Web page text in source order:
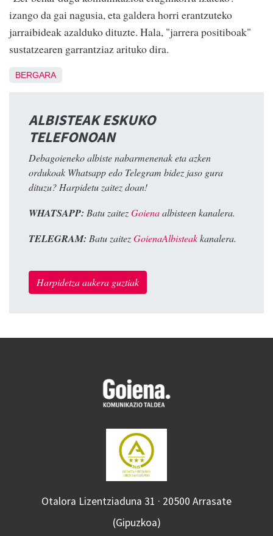
izango da gai nagusia, eta galdera horri erantzuteko
jarraibideak azalduko dituzte. Hala, "jarrera positiboak"
sustatzearen garrantziaz arituko dira.
BERGARA
ALBISTEAK ESKUKO
TELEFONOAN
Debagoieneko albiste nabarmenenak eta azken
ordukoak Whatsapp edo Telegram bidez jaso gura
dituzu? Harpidetu zaitez doan!
WHATSAPP: Batu zaitezGoienaalbisteen kanalera.
TELEGRAM: Batu zaitezGoienaAlbisteakkanalera.
Harpidetza aukera guztiak
Otalora Lizentziaduna 31 · 20500 Arrasate
(Gipuzkoa)